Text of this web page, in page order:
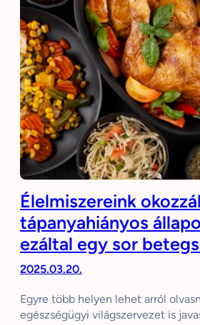
Élelmiszereink
tápanyahiányos
ezáltal egy sor
2025.03.20.
Egyre több helyen lehet arról
egészségügyi világszervezet is